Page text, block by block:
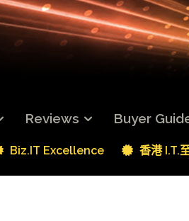
Reviews Buyer
Biz.IT Excellence 香港 I.T.